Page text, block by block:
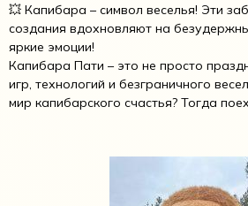
💥 Капибара – символ веселья! Эти
создания вдохновляют на
яркие эмоции!
Капибара Пати – это не просто
игр, технологий и безграничного
мир капибарского счастья? Тогда